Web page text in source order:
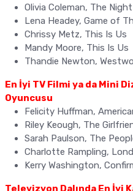
Olivia Coleman, The
Lena Headey, Game of
Chrissy Metz, This Is Us
Mandy Moore, This Is Us
Thandie Newton,
En İyi TV Filmi ya da Mini
Oyuncusu
Felicity Huffman,
Riley Keough, The
Sarah Paulson, The
Charlotte Rampling,
Kerry Washington,
Televizyon Dalında En İyi